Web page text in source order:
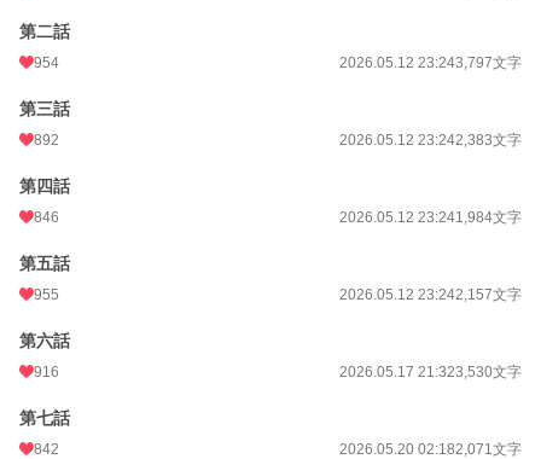
月間ポイント
累計ポイント
第二話
954 2026.05.12 23:243,797文字
第三話
892 2026.05.12 23:242,383文字
第四話
846 2026.05.12 23:241,984文字
第五話
955 2026.05.12 23:242,157文字
第六話
916 2026.05.17 21:323,530文字
第七話
842 2026.05.20 02:182,071文字